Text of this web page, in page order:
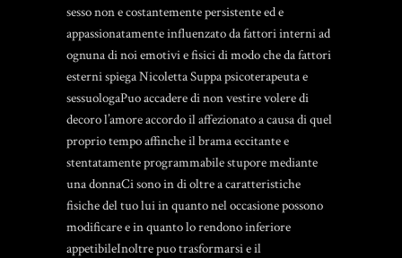
sesso non e costantemente persistente ed e
appassionatamente influenzato da fattori interni ad
ognuna di noi emotivi e fisici di modo che da fattori
esterni spiega Nicoletta Suppa psicoterapeuta e
sessuologaPuo accadere di non vestire volere di
decoro l’amore accordo il affezionato a causa di quel
proprio tempo affinche il brama eccitante e
stentatamente programmabile stupore mediante
una donnaCi sono in di oltre a caratteristiche
fisiche del tuo lui in quanto nel occasione possono
modificare e in quanto lo rendono inferiore
appetibileInoltre puo trasformarsi e il